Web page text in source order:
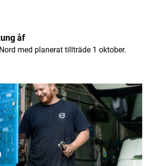
åf
med planerat tillträde 1 oktober.